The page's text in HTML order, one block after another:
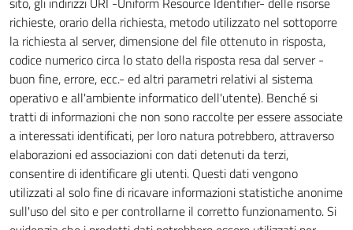
richieste, orario della richiesta, metodo utilizzato nel sottoporre
la richiesta al server, dimensione del file ottenuto in risposta,
codice numerico circa lo stato della risposta resa dal server -
buon fine, errore, ecc.- ed altri parametri relativi al sistema
operativo e all'ambiente informatico dell'utente). Benché si
tratti di informazioni che non sono raccolte per essere associate
a interessati identificati, per loro natura potrebbero, attraverso
elaborazioni ed associazioni con dati detenuti da terzi,
consentire di identificare gli utenti. Questi dati vengono
utilizzati al solo fine di ricavare informazioni statistiche anonime
sull'uso del sito e per controllarne il corretto funzionamento. Si